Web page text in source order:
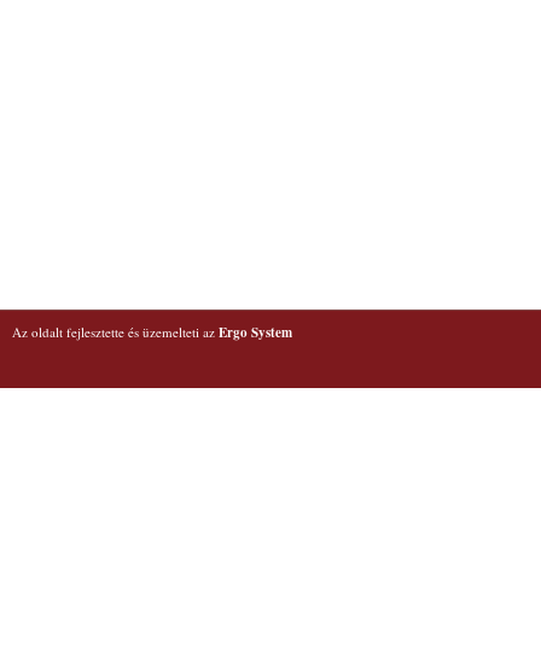
Az oldalt fejlesztette és üzemelteti az Ergo System